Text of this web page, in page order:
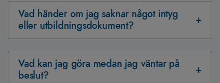
Vad händer om jag saknar något intyg
eller utbildningsdokument?
Vad kan jag göra medan jag väntar på
beslut?